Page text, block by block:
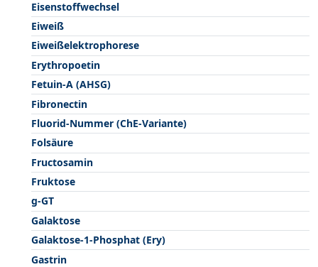
Eisenstoffwechsel
Eiweiß
Eiweißelektrophorese
Erythropoetin
Fetuin-A (AHSG)
Fibronectin
Fluorid-Nummer (ChE-Variante)
Folsäure
Fructosamin
Fruktose
g-GT
Galaktose
Galaktose-1-Phosphat (Ery)
Gastrin